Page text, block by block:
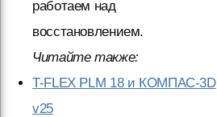
работаем над
восстановлением.
Читайте также:
T-FLEX PLM 18 и КОМПАС-3D
v25